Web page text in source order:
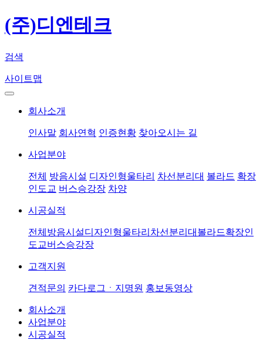
(주)디엔테크
검색
사이트맵
회사소개
인사말 회사연혁 인증현황 찾아오시는 길
사업분야
전체 방음시설 디자인형울타리 차선분리대 볼라드 확장
인도교 버스승강장 차양
시공실적
전체 방음시설디자인형울타리 차선분리대 볼라드확장인
도교버스승강장
고객지원
견적문의 카다로그ㆍ지명원 홍보동영상
회사소개
사업분야
시공실적